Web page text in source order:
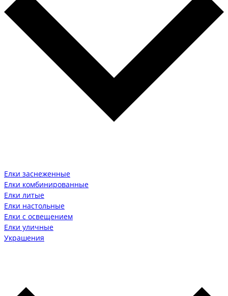
Елки заснеженные
Елки комбинированные
Елки литые
Елки настольные
Елки с освещением
Елки уличные
Украшения